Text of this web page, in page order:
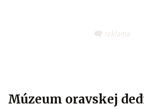
Múzeum oravskej